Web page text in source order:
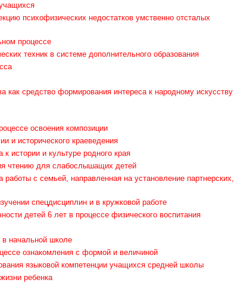
психофизических недостатков умственно отсталых
процессе
техник в системе дополнительного образования
как средство формирования интереса к народному искусству
освоения композиции
и исторического краеведения
истории и культуре родного края
чтению для слабослышащих детей
с семьей, направленная на установление партнерских,
спецдисциплин и в кружковой работе
детей 6 лет в процессе физического воспитания
в начальной школе
ознакомления с формой и величиной
языковой компетенции учащихся средней школы
ребенка